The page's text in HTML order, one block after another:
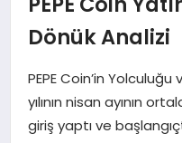
EKONOMI
SAĞLIK
Dönük Analizi
PEPE Coin’in Yolculuğu
yılının nisan ayının
giriş yaptı ve